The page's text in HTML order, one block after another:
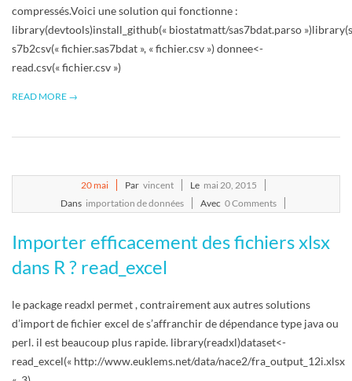
compressés.Voici une solution qui fonctionne :
library(devtools)install_github(« biostatmatt/sas7bdat.parso
s7b2csv(« fichier.sas7bdat », « fichier.csv ») donnee<-
read.csv(« fichier.csv »)
READ MORE →
20mai Par vincent Le mai 20, 2015
Dans importation de données Avec 0 Comments
Importer efficacement des fichiers xlsx
dans R ? read_excel
le package readxl permet , contrairement aux autres solutions
d’import de fichier excel de s’affranchir de dépendance type java ou
perl. il est beaucoup plus rapide. library(readxl)dataset<-
read_excel(« http://www.euklems.net/data/nace2/fra_output_12i.xlsx